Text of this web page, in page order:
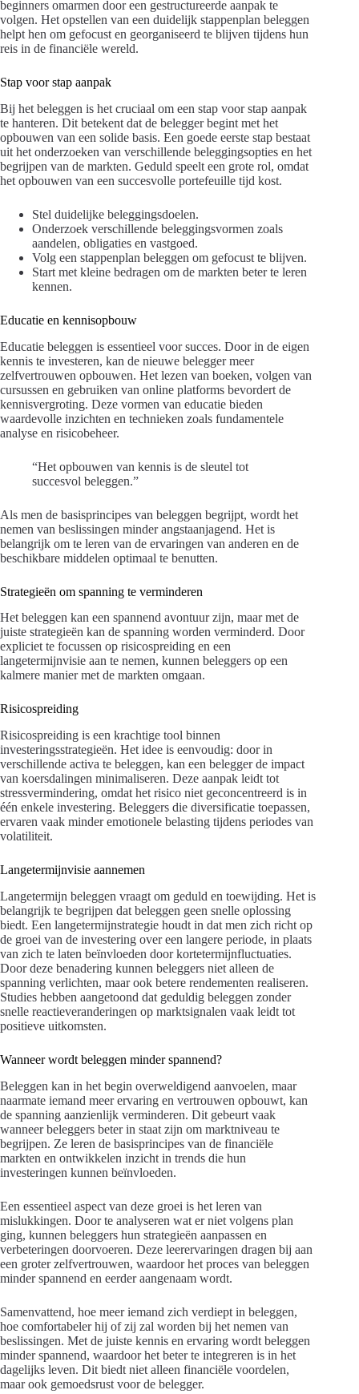
beginners omarmen door een gestructureerde aanpak te
volgen. Het opstellen van een duidelijk stappenplan beleggen
helpt hen om gefocust en georganiseerd te blijven tijdens hun
reis in de financiële wereld.
Stap voor stap aanpak
Bij het beleggen is het cruciaal om een stap voor stap aanpak
te hanteren. Dit betekent dat de belegger begint met het
opbouwen van een solide basis. Een goede eerste stap bestaat
uit het onderzoeken van verschillende beleggingsopties en het
begrijpen van de markten. Geduld speelt een grote rol, omdat
het opbouwen van een succesvolle portefeuille tijd kost.
Stel duidelijke beleggingsdoelen.
Onderzoek verschillende beleggingsvormen zoals
aandelen, obligaties en vastgoed.
Volg een stappenplan beleggen om gefocust te blijven.
Start met kleine bedragen om de markten beter te leren
kennen.
Educatie en kennisopbouw
Educatie beleggen is essentieel voor succes. Door in de eigen
kennis te investeren, kan de nieuwe belegger meer
zelfvertrouwen opbouwen. Het lezen van boeken, volgen van
cursussen en gebruiken van online platforms bevordert de
kennisvergroting. Deze vormen van educatie bieden
waardevolle inzichten en technieken zoals fundamentele
analyse en risicobeheer.
“Het opbouwen van kennis is de sleutel tot
succesvol beleggen.”
Als men de basisprincipes van beleggen begrijpt, wordt het
nemen van beslissingen minder angstaanjagend. Het is
belangrijk om te leren van de ervaringen van anderen en de
beschikbare middelen optimaal te benutten.
Strategieën om spanning te verminderen
Het beleggen kan een spannend avontuur zijn, maar met de
juiste strategieën kan de spanning worden verminderd. Door
expliciet te focussen op risicospreiding en een
langetermijnvisie aan te nemen, kunnen beleggers op een
kalmere manier met de markten omgaan.
Risicospreiding
Risicospreiding is een krachtige tool binnen
investeringsstrategieën. Het idee is eenvoudig: door in
verschillende activa te beleggen, kan een belegger de impact
van koersdalingen minimaliseren. Deze aanpak leidt tot
stressvermindering, omdat het risico niet geconcentreerd is in
één enkele investering. Beleggers die diversificatie toepassen,
ervaren vaak minder emotionele belasting tijdens periodes van
volatiliteit.
Langetermijnvisie aannemen
Langetermijn beleggen vraagt om geduld en toewijding. Het is
belangrijk te begrijpen dat beleggen geen snelle oplossing
biedt. Een langetermijnstrategie houdt in dat men zich richt op
de groei van de investering over een langere periode, in plaats
van zich te laten beïnvloeden door kortetermijnfluctuaties.
Door deze benadering kunnen beleggers niet alleen de
spanning verlichten, maar ook betere rendementen realiseren.
Studies hebben aangetoond dat geduldig beleggen zonder
snelle reactieveranderingen op marktsignalen vaak leidt tot
positieve uitkomsten.
Wanneer wordt beleggen minder spannend?
Beleggen kan in het begin overweldigend aanvoelen, maar
naarmate iemand meer ervaring en vertrouwen opbouwt, kan
de spanning aanzienlijk verminderen. Dit gebeurt vaak
wanneer beleggers beter in staat zijn om marktniveau te
begrijpen. Ze leren de basisprincipes van de financiële
markten en ontwikkelen inzicht in trends die hun
investeringen kunnen beïnvloeden.
Een essentieel aspect van deze groei is het leren van
mislukkingen. Door te analyseren wat er niet volgens plan
ging, kunnen beleggers hun strategieën aanpassen en
verbeteringen doorvoeren. Deze leerervaringen dragen bij aan
een groter zelfvertrouwen, waardoor het proces van beleggen
minder spannend en eerder aangenaam wordt.
Samenvattend, hoe meer iemand zich verdiept in beleggen,
hoe comfortabeler hij of zij zal worden bij het nemen van
beslissingen. Met de juiste kennis en ervaring wordt beleggen
minder spannend, waardoor het beter te integreren is in het
dagelijks leven. Dit biedt niet alleen financiële voordelen,
maar ook gemoedsrust voor de belegger.